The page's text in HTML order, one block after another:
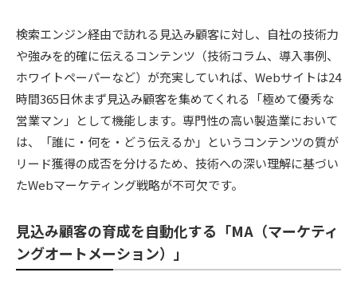
検索エンジン経由で訪れる見込み顧客に対し、自社の技術力
や強みを的確に伝えるコンテンツ（技術コラム、導入事例、
ホワイトペーパーなど）が充実していれば、Webサイトは24
時間365日休まず見込み顧客を集めてくれる「極めて優秀な
営業マン」として機能します。専門性の高い製造業において
は、「誰に・何を・どう伝えるか」というコンテンツの質が
リード獲得の成否を分けるため、技術への深い理解に基づい
たWebマーケティング戦略が不可欠です。
見込み顧客の育成を自動化する「MA（マーケティ
ングオートメーション）」